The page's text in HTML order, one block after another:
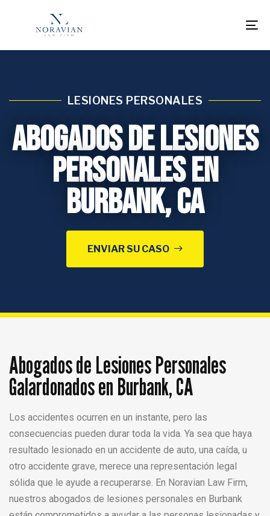
LESIONES PERSONALES
Abogados de Lesiones
Personales en
Burbank, CA
ENVIAR SU CASO
Abogados de Lesiones Personales
Galardonados en Burbank, CA
Los accidentes ocurren en un instante, pero las
consecuencias pueden durar toda la vida. Ya sea que haya
resultado lesionado en un accidente de auto, una caída, u
otro accidente grave, merece una representación legal
sólida que le ayude a recuperarse. En Noravian Law Firm,
nuestros abogados de lesiones personales en Burbank